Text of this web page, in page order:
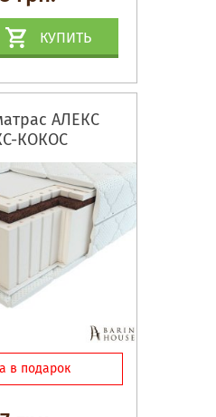
КУПИТЬ
АЛЕКС
КОКОС
в подарок